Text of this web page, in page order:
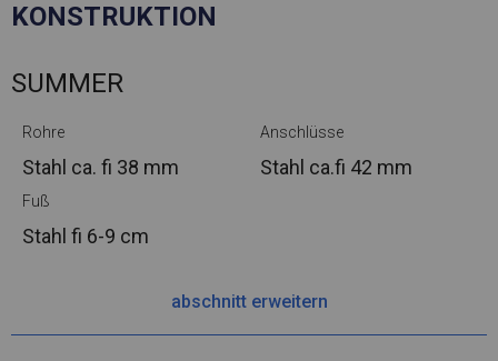
KONSTRUKTION
SUMMER
Rohre
Stahl ca. fi 38 mm
Anschlüsse
Stahl ca.fi 42 mm
Fuß
Stahl fi 6-9 cm
abschnitt erweitern